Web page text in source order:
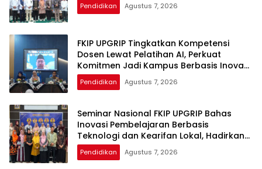
Pendidikan Agustus 7, 2026
FKIP UPGRIP Tingkatkan Kompetensi
Dosen Lewat Pelatihan AI, Perkuat
Komitmen Jadi Kampus Berbasis Inovasi
Digital
Pendidikan Agustus 7, 2026
Seminar Nasional FKIP UPGRIP Bahas
Inovasi Pembelajaran Berbasis
Teknologi dan Kearifan Lokal, Hadirkan
Pakar Nasional
Pendidikan Agustus 7, 2026